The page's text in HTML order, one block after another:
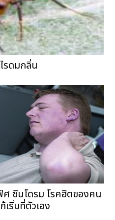
รดมกลิ่น
ซินโดรม โรคฮิตของคน
เริ่มที่ตัวเอง